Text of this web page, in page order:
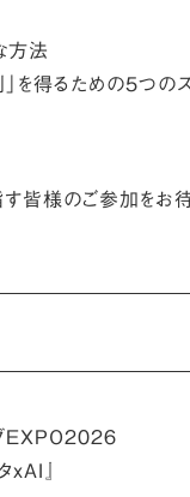
方法
を得るための5つの
皆様のご参加をお待
グEXPO2026
AI』